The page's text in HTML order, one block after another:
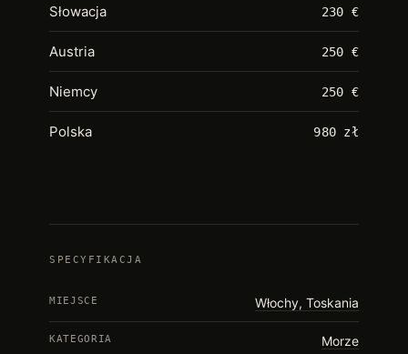
Słowacja 230 €
Austria 250 €
Niemcy 250 €
Polska 980 zł
SPECYFIKACJA
MIEJSCE Włochy, Toskania
KATEGORIA Morze